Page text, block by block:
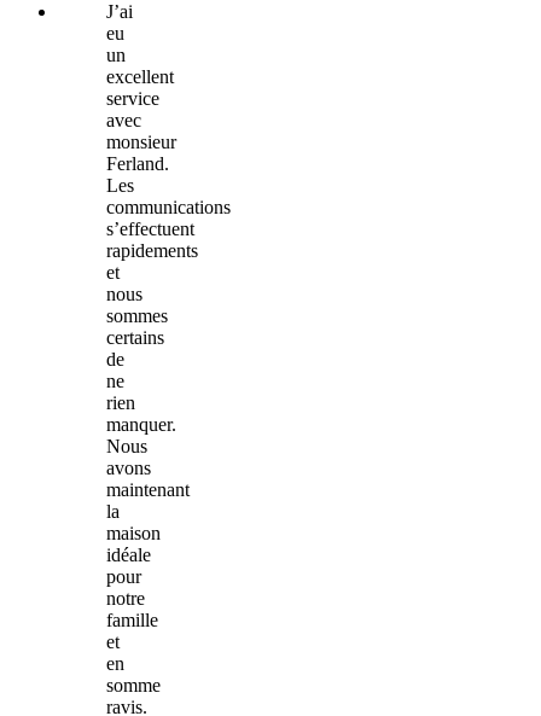
J’ai
eu
un
excellent
service
avec
monsieur
Ferland.
Les
communications
s’effectuent
rapidements
et
nous
sommes
certains
de
ne
rien
manquer.
Nous
avons
maintenant
la
maison
idéale
pour
notre
famille
et
en
somme
ravis.